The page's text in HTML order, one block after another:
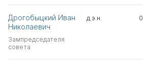
Дрогобыцкий Иван
Николаевич
Зампредседателя
совета
д.э.н. 0